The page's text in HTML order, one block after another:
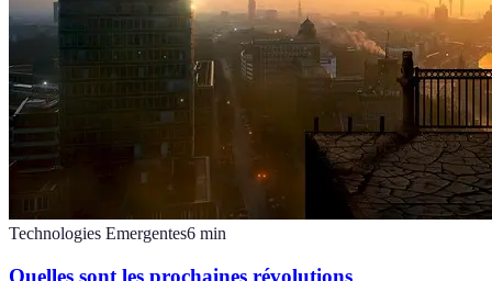
Technologies Emergentes6 min
Quelles sont les prochaines révolutions